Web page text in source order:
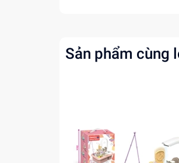
Sản phẩm cùng